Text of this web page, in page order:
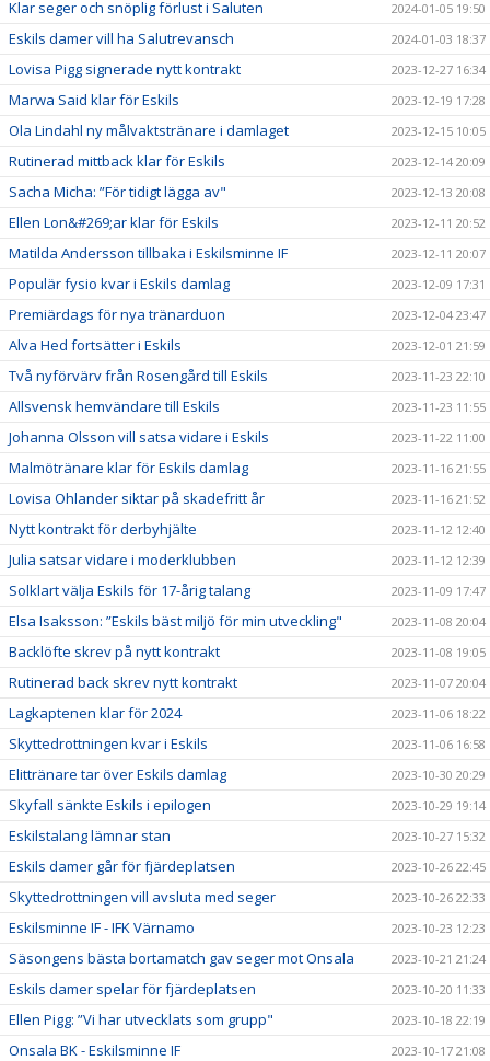
Klar seger och snöplig förlust i Saluten 2024-01-05 19:50
Eskils damer vill ha Salutrevansch 2024-01-03 18:37
Lovisa Pigg signerade nytt kontrakt 2023-12-27 16:34
Marwa Said klar för Eskils 2023-12-19 17:28
Ola Lindahl ny målvaktstränare i damlaget 2023-12-15 10:05
Rutinerad mittback klar för Eskils 2023-12-14 20:09
Sacha Micha: ”För tidigt lägga av" 2023-12-13 20:08
Ellen Lon&#269;ar klar för Eskils 2023-12-11 20:52
Matilda Andersson tillbaka i Eskilsminne IF 2023-12-11 20:07
Populär fysio kvar i Eskils damlag 2023-12-09 17:31
Premiärdags för nya tränarduon 2023-12-04 23:47
Alva Hed fortsätter i Eskils 2023-12-01 21:59
Två nyförvärv från Rosengård till Eskils 2023-11-23 22:10
Allsvensk hemvändare till Eskils 2023-11-23 11:55
Johanna Olsson vill satsa vidare i Eskils 2023-11-22 11:00
Malmötränare klar för Eskils damlag 2023-11-16 21:55
Lovisa Ohlander siktar på skadefritt år 2023-11-16 21:52
Nytt kontrakt för derbyhjälte 2023-11-12 12:40
Julia satsar vidare i moderklubben 2023-11-12 12:39
Solklart välja Eskils för 17-årig talang 2023-11-09 17:47
Elsa Isaksson: ”Eskils bäst miljö för min utveckling" 2023-11-08 20:04
Backlöfte skrev på nytt kontrakt 2023-11-08 19:05
Rutinerad back skrev nytt kontrakt 2023-11-07 20:04
Lagkaptenen klar för 2024 2023-11-06 18:22
Skyttedrottningen kvar i Eskils 2023-11-06 16:58
Elittränare tar över Eskils damlag 2023-10-30 20:29
Skyfall sänkte Eskils i epilogen 2023-10-29 19:14
Eskilstalang lämnar stan 2023-10-27 15:32
Eskils damer går för fjärdeplatsen 2023-10-26 22:45
Skyttedrottningen vill avsluta med seger 2023-10-26 22:33
Eskilsminne IF - IFK Värnamo 2023-10-23 12:23
Säsongens bästa bortamatch gav seger mot Onsala 2023-10-21 21:24
Eskils damer spelar för fjärdeplatsen 2023-10-20 11:33
Ellen Pigg: ”Vi har utvecklats som grupp" 2023-10-18 22:19
Onsala BK - Eskilsminne IF 2023-10-17 21:08